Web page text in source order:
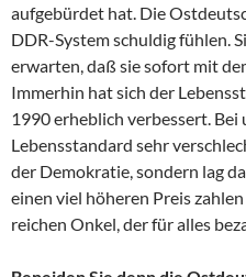
aufgebürdet hat. Die
DDR-System schuldig fühlen.
erwarten, daß sie sofort mit
Immerhin hat sich der
1990 erheblich verbessert.
Lebensstandard sehr
der Demokratie, sondern lag
einen viel höheren Preis
reichen Onkel, der für alles